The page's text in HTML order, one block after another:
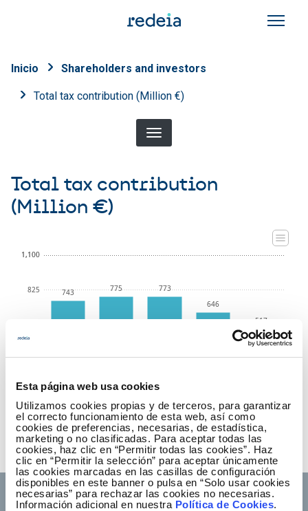
Esta página web usa cookies
Utilizamos cookies propias y de terceros, para garantizar
el correcto funcionamiento de esta web, así como
cookies de preferencias, necesarias, de estadística,
marketing o no clasificadas. Para aceptar todas las
cookies, haz clic en “Permitir todas las cookies”. Haz
clic en “Permitir la selección” para aceptar únicamente
las cookies marcadas en las casillas de configuración
disponibles en este banner o pulsa en “Solo usar cookies
necesarias” para rechazar las cookies no necesarias.
Información adicional en nuestra Política de Cookies.
Breadcrumb
Inicio Shareholders and investors
Total tax contribution (Million €)
Total tax contribution
(Million €)
275
825
1,100
2020 2021 2022 2023 2024
1,100
743 775
773
646
517
2020 2021 2022 2023
743
775 773 646 517